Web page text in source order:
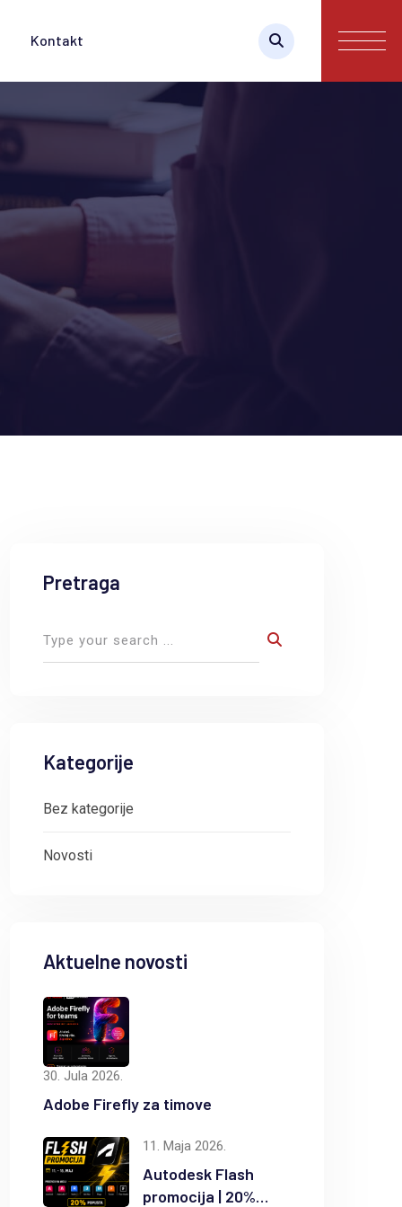
Kontakt
8. Maja 2026.
Pretraga
Kategorije
Bez kategorije
Novosti
Aktuelne novosti
30. Jula 2026.
Adobe Firefly za timove
11. Maja 2026.
Autodesk Flash
promocija | 20%